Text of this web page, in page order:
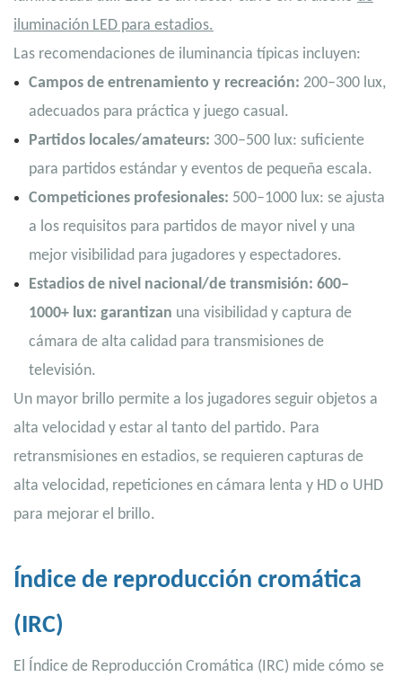
iluminación LED para estadios.
Las recomendaciones de iluminancia típicas incluyen:
Campos de entrenamiento y recreación: 200–300 lux,
adecuados para práctica y juego casual.
Partidos locales/amateurs: 300–500 lux: suficiente
para partidos estándar y eventos de pequeña escala.
Competiciones profesionales: 500–1000 lux: se ajusta
a los requisitos para partidos de mayor nivel y una
mejor visibilidad para jugadores y espectadores.
Estadios de nivel nacional/de transmisión: 600–
1000+ lux: garantizan una visibilidad y captura de
cámara de alta calidad para transmisiones de
televisión.
Un mayor brillo permite a los jugadores seguir objetos a
alta velocidad y estar al tanto del partido. Para
retransmisiones en estadios, se requieren capturas de
alta velocidad, repeticiones en cámara lenta y HD o UHD
para mejorar el brillo.
Índice de reproducción cromática
(IRC)
El Índice de Reproducción Cromática (IRC) mide cómo se